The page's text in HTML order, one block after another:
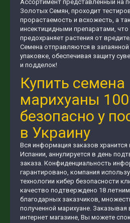
Ассортимент представленный на
Золотых Семян, проходит
прорастаемость и всхожесть, а
инсектицидными препаратами,
предохраняет растения от
Семена отправляются в
упаковке, обеспечивая защиту
и подделок!
Купить семена
марихуаны
безопасно у
в Украину
Вся информация заказов хранится
Испании, аннулируется в день
заказа. Конфиденциальность
гарантировано, компания
технологии кибер безопасности
качество подтверждено 18
благодарных заказчиков,
полученной марихуане.
интернет магазине, Вы можете